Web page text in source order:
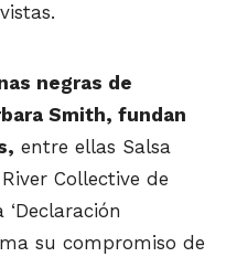
negras de
Smith, fundan
entre ellas Salsa
Collective de
su compromiso de